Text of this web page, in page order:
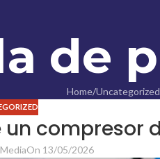
de
Home Uncategorized
compresor
On 13/05/2026